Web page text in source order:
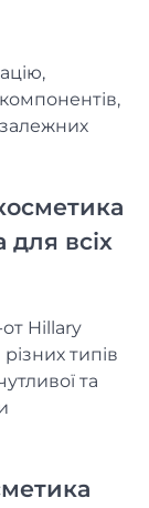
для всіх
от Hillary
типів
та